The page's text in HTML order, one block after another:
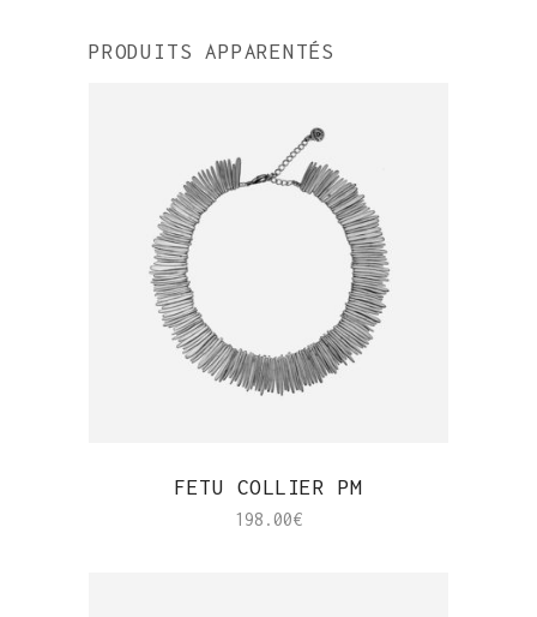
PRODUITS APPARENTÉS
FETU COLLIER PM
198.00€